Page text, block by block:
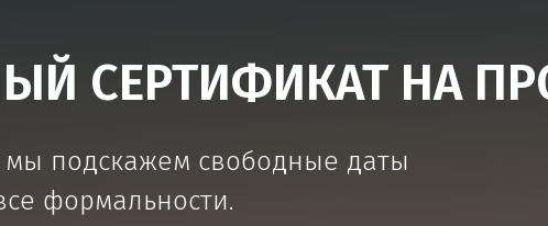
СЕРТИФИКАТ НА
мы подскажем свободные даты
формальности.